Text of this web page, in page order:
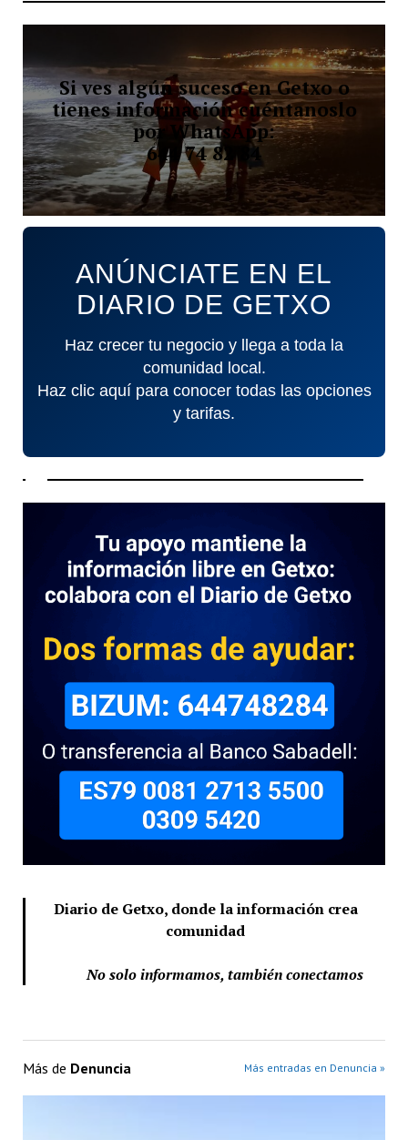
Si ves algún suceso en Getxo o
tienes información cuéntanoslo
por WhatsApp:
644 74 82 84
ANÚNCIATE EN EL
DIARIO DE GETXO
Haz crecer tu negocio y llega a toda la
comunidad local.
Haz clic aquí para conocer todas las opciones
y tarifas.
Diario de Getxo, donde la información crea
comunidad
No solo informamos, también conectamos
Más de Denuncia Más entradas en Denuncia »